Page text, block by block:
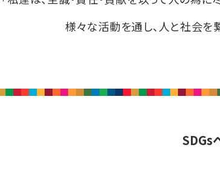
様々な活動を通し、人と社会を
SDGs